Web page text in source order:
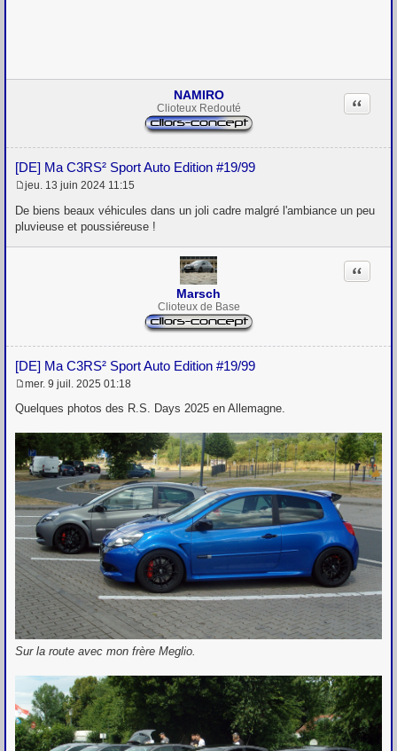
NAMIRO
Clioteux Redouté
[DE] Ma C3RS² Sport Auto Edition #19/99
Citation
e
s
a
jeu. 13 juin 2024 11:15
De biens beaux véhicules dans un joli cadre malgré l'ambiance un peu
pluvieuse et poussiéreuse !
Marsch
Clioteux de Base
[DE] Ma C3RS² Sport Auto Edition #19/99
Citation
e
s
a
g
e
mer. 9 juil. 2025 01:18
Quelques photos des R.S. Days 2025 en Allemagne.
Sur la route avec mon frère Meglio.